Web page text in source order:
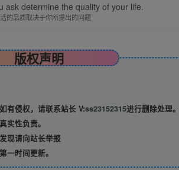
ask determine the quality of your life.
的品质取决于你所提出的问题
版权声明
有侵权，请联系站长 V:ss23152315进行删除处理。
实性负责。
现请向站长举报
一时间更新。